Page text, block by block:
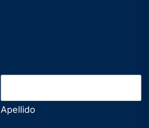
Apellido